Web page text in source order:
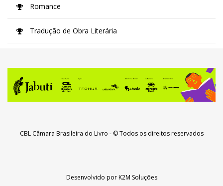
Romance
Tradução de Obra Literária
CBL Câmara Brasileira do Livro - © Todos os direitos reservados
Desenvolvido porK2M Soluções